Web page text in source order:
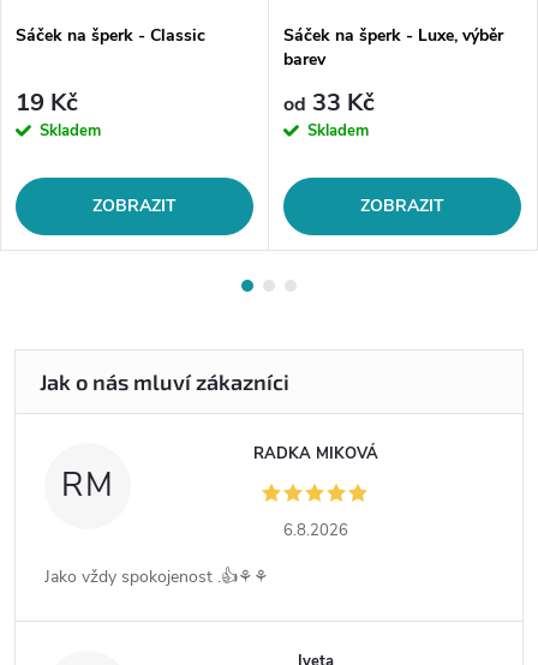
Sáček na šperk - Classic
19 Kč
Skladem
ZOBRAZIT
Sáček na šperk - Luxe, výběr
barev
od 33 Kč
Skladem
ZOBRAZIT
RM
RADKA MIKOVÁ
6.8.2026
Jako vždy spokojenost .👍⚘️⚘️